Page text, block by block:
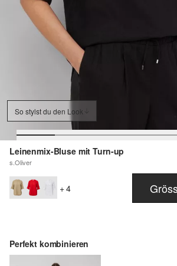
So stylst du den Look
Leinenmix-Bluse mit Turn-up
s.Oliver
+ 4
Perfekt kombinieren